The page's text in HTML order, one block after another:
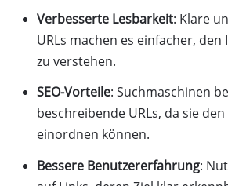
Verbesserte Lesbarkeit: Klare
URLs machen es einfacher,
zu verstehen.
SEO-Vorteile: Suchmaschinen
beschreibende URLs, da sie
einordnen können.
Bessere Benutzererfahrung: